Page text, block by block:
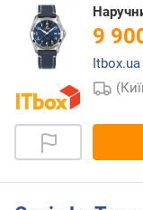
9
Itbox.ua